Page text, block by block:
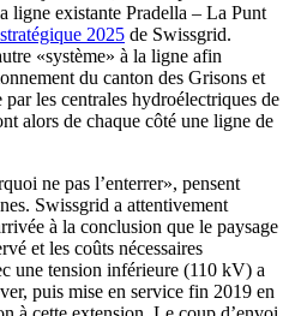
ligne existante Pradella – La Punt
2025 de Swissgrid.
«système» à la ligne afin
du canton des Grisons et
les centrales hydroélectriques de
alors de chaque côté une ligne de
ne pas l’enterrer», pensent
Swissgrid a attentivement
à la conclusion que le paysage
et les coûts nécessaires
une tension inférieure (110 kV) a
puis mise en service fin 2019 en